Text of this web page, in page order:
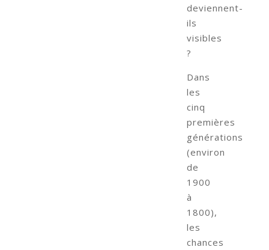
deviennent-
ils
visibles
?
Dans
les
cinq
premières
générations
(environ
de
1900
à
1800),
les
chances